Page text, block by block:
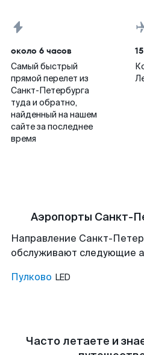
около 6 часов
Самый быстрый
прямой перелет из
Санкт-Петербурга
туда и обратно,
найденный на нашем
сайте за последнее
время
15
Аэропорты Санкт-
Направление Санкт-
обслуживают следующие
Пулково LED
Часто летаете и